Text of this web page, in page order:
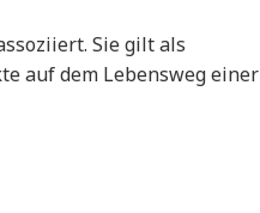
Sie gilt als
auf dem Lebensweg einer